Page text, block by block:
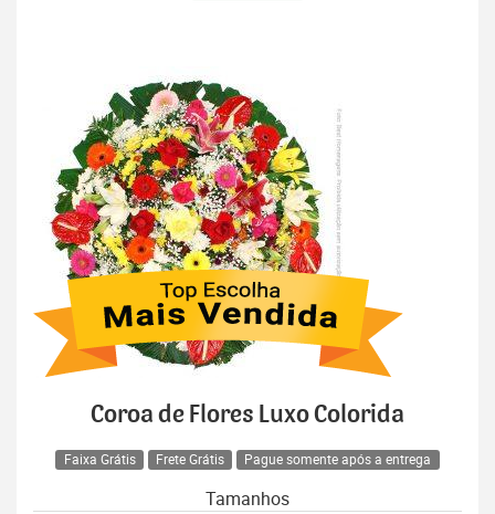
Coroa de Flores Luxo Colorida
Faixa Grátis Frete Grátis Pague somente após a entrega
Tamanhos